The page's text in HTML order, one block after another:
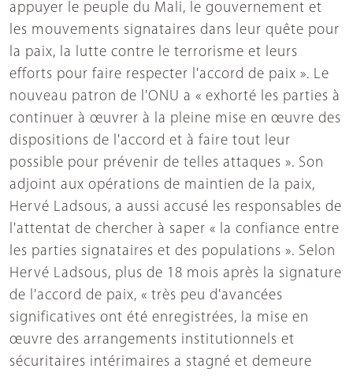
appuyer le peuple du Mali, le gouvernement et
les mouvements signataires dans leur quête pour
la paix, la lutte contre le terrorisme et leurs
efforts pour faire respecter l'accord de paix ». Le
nouveau patron de l'ONU a « exhorté les parties à
continuer à œuvrer à la pleine mise en œuvre des
dispositions de l'accord et à faire tout leur
possible pour prévenir de telles attaques ». Son
adjoint aux opérations de maintien de la paix,
Hervé Ladsous, a aussi accusé les responsables de
l'attentat de chercher à saper « la confiance entre
les parties signataires et des populations ». Selon
Hervé Ladsous, plus de 18 mois après la signature
de l'accord de paix, « très peu d'avancées
significatives ont été enregistrées, la mise en
œuvre des arrangements institutionnels et
sécuritaires intérimaires a stagné et demeure